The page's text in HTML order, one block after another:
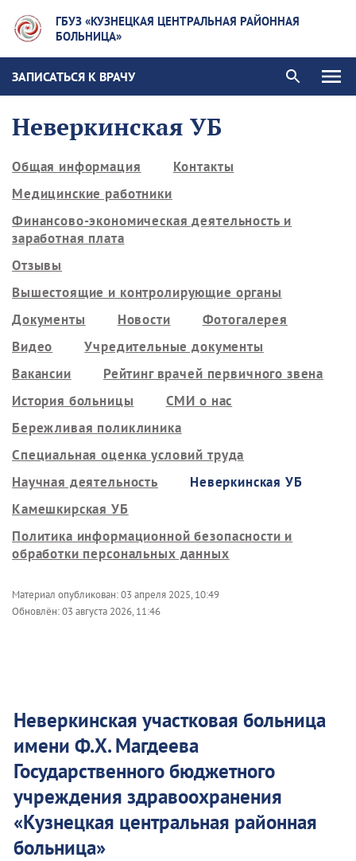
ГБУЗ «КУЗНЕЦКАЯ ЦЕНТРАЛЬНАЯ РАЙОННАЯ
БОЛЬНИЦА»
ЗАПИСАТЬСЯ К ВРАЧУ
Неверкинская УБ
Общая информация
Контакты
Медицинские работники
Финансово-экономическая деятельность и
заработная плата
Отзывы
Вышестоящие и контролирующие органы
Документы
Новости
Фотогалерея
Видео
Учредительные документы
Вакансии
Рейтинг врачей первичного звена
История больницы
СМИ о нас
Бережливая поликлиника
Специальная оценка условий труда
Научная деятельность
Неверкинская УБ
Камешкирская УБ
Политика информационной безопасности и
обработки персональных данных
Материал опубликован:03 апреля 2025, 10:49
Обновлён:03 августа 2026, 11:46
Неверкинская участковая больница
имени Ф.Х. Магдеева
Государственного бюджетного
учреждения здравоохранения
«Кузнецкая центральная районная
больница»